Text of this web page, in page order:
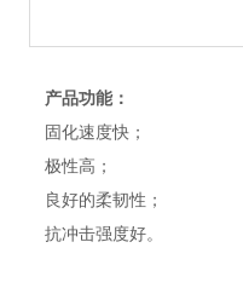
产品功能：
固化速度快；
极性高；
良好的柔韧性；
抗冲击强度好。